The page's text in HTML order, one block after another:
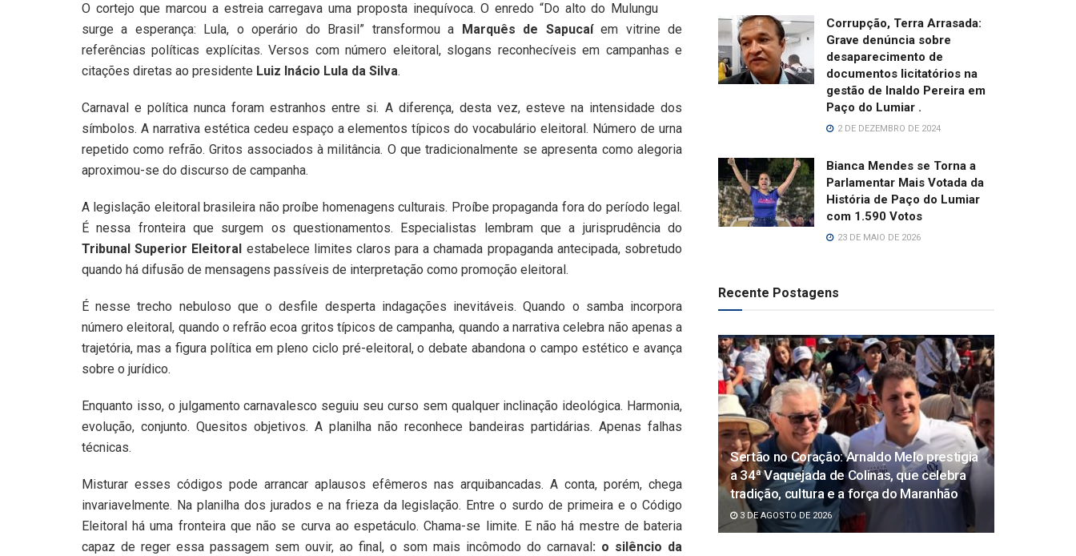
O cortejo que marcou a estreia carregava uma proposta inequívoca. O enredo “Do alto do Mulungu
surge a esperança: Lula, o operário do Brasil” transformou a Marquês de Sapucaíem vitrine de
referências políticas explícitas. Versos com número eleitoral, slogans reconhecíveis em campanhas e
citações diretas ao presidente Luiz Inácio Lula da Silva.
Carnaval e política nunca foram estranhos entre si. A diferença, desta vez, esteve na intensidade dos
símbolos. A narrativa estética cedeu espaço a elementos típicos do vocabulário eleitoral. Número de urna
repetido como refrão. Gritos associados à militância. O que tradicionalmente se apresenta como alegoria
aproximou-se do discurso de campanha.
A legislação eleitoral brasileira não proíbe homenagens culturais. Proíbe propaganda fora do período legal.
É nessa fronteira que surgem os questionamentos. Especialistas lembram que a jurisprudência do
Tribunal Superior Eleitoral estabelece limites claros para a chamada propaganda antecipada, sobretudo
quando há difusão de mensagens passíveis de interpretação como promoção eleitoral.
É nesse trecho nebuloso que o desfile desperta indagações inevitáveis. Quando o samba incorpora
número eleitoral, quando o refrão ecoa gritos típicos de campanha, quando a narrativa celebra não apenas a
trajetória, mas a figura política em pleno ciclo pré-eleitoral, o debate abandona o campo estético e avança
sobre o jurídico.
Enquanto isso, o julgamento carnavalesco seguiu seu curso sem qualquer inclinação ideológica. Harmonia,
evolução, conjunto. Quesitos objetivos. A planilha não reconhece bandeiras partidárias. Apenas falhas
técnicas.
Misturar esses códigos pode arrancar aplausos efêmeros nas arquibancadas. A conta, porém, chega
invariavelmente. Na planilha dos jurados e na frieza da legislação. Entre o surdo de primeira e o Código
Eleitoral há uma fronteira que não se curva ao espetáculo. Chama-se limite. E não há mestre de bateria
capaz de reger essa passagem sem ouvir, ao final, o som mais incômodo do carnaval: o silêncio da
Corrupção, Terra Arrasada:
Grave denúncia sobre
desaparecimento de
documentos licitatórios na
gestão de Inaldo Pereira em
Paço do Lumiar .
2 DE DEZEMBRO DE 2024
Bianca Mendes se Torna a
Parlamentar Mais Votada da
História de Paço do Lumiar
com 1.590 Votos
23 DE MAIO DE 2026
Recente Postagens
Sertão no Coração: Arnaldo Melo prestigia
a 34ª Vaquejada de Colinas, que celebra
tradição, cultura e a força do Maranhão
3 DE AGOSTO DE 2026